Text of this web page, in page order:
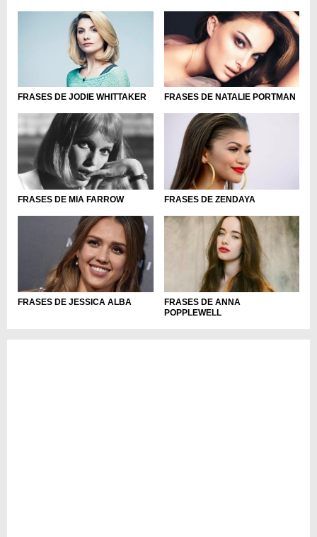
FRASES DE JODIE WHITTAKER FRASES DE NATALIE PORTMAN
FRASES DE MIA FARROW FRASES DE ZENDAYA
FRASES DE JESSICA ALBA
FRASES DE ANNA
POPPLEWELL